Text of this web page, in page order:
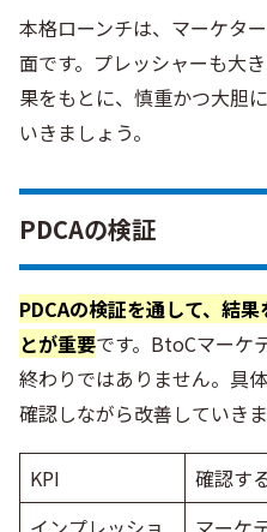
本格ローンチは、マーケタ
面です。プレッシャーも大
果をもとに、慎重かつ大胆
いきましょう。
PDCAの検証
PDCAの検証を通して、結
とが重要です。BtoCマーケ
終わりではありません。具
確認しながら改善していきま
KPI 確認す